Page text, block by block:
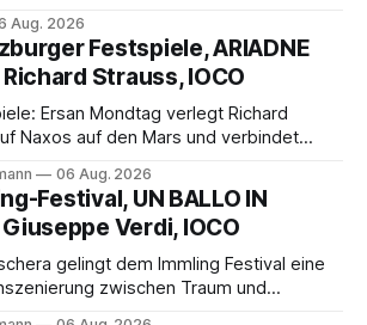
Maxime Pascal entfaltet
eindrucksvoll, Philippe Sly berührt als
Aug. 2026
Festspiele, ARIADNE
Richard Strauss, IOCO
Ersan Mondtag verlegt Richard
Naxos auf den Mars und verbindet
Solisten und den Wiener
bleibt der zweite Akt jedoch
zurück.
06 Aug. 2026
Festival, UN BALLO IN
Giuseppe Verdi, IOCO
gelingt dem Immling Festival eine
zwischen Traum und